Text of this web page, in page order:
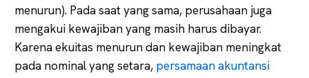
menurun). Pada saat yang sama, perusahaan juga
mengakui kewajiban yang masih harus dibayar.
Karena ekuitas menurun dan kewajiban meningkat
pada nominal yang setara, persamaan akuntansi